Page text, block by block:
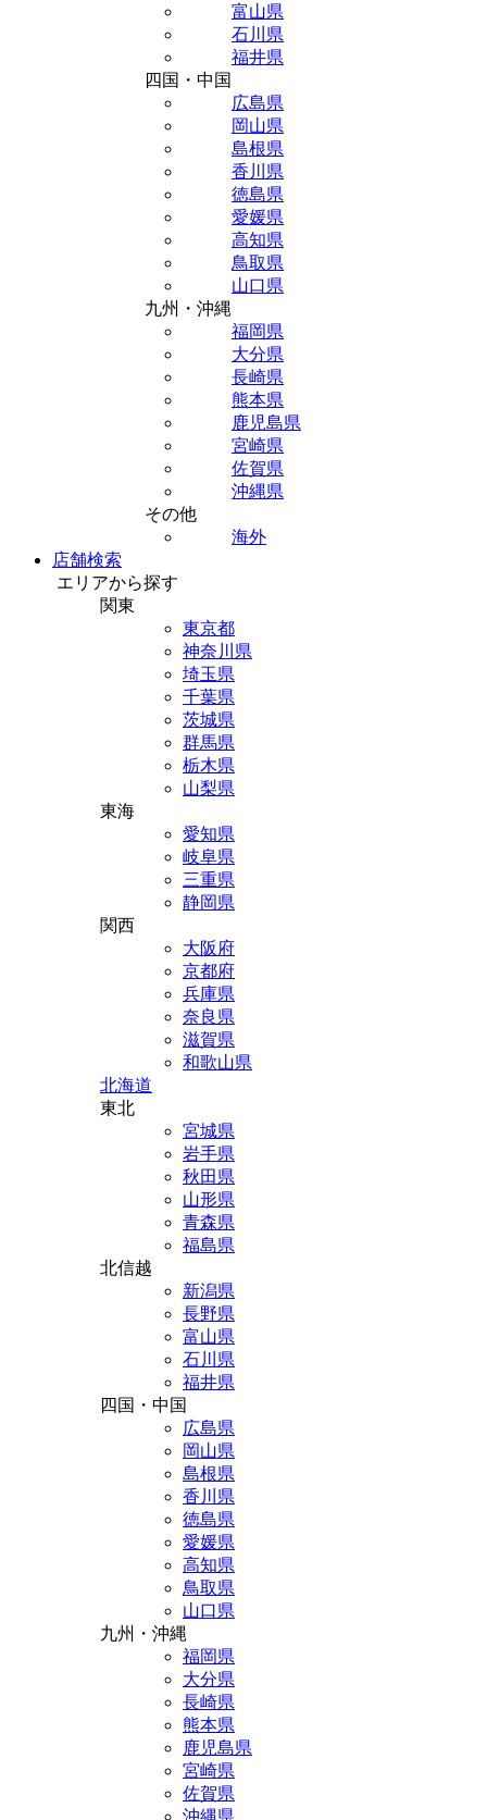
富山県
石川県
福井県
四国・中国
広島県
岡山県
島根県
香川県
徳島県
愛媛県
高知県
鳥取県
山口県
九州・沖縄
福岡県
大分県
長崎県
熊本県
鹿児島県
宮崎県
佐賀県
沖縄県
その他
海外
店舗検索
エリアから探す
関東
東京都
神奈川県
埼玉県
千葉県
茨城県
群馬県
栃木県
山梨県
東海
愛知県
岐阜県
三重県
静岡県
関西
大阪府
京都府
兵庫県
奈良県
滋賀県
和歌山県
北海道
東北
宮城県
岩手県
秋田県
山形県
青森県
福島県
北信越
新潟県
長野県
富山県
石川県
福井県
四国・中国
広島県
岡山県
島根県
香川県
徳島県
愛媛県
高知県
鳥取県
山口県
九州・沖縄
福岡県
大分県
長崎県
熊本県
鹿児島県
宮崎県
佐賀県